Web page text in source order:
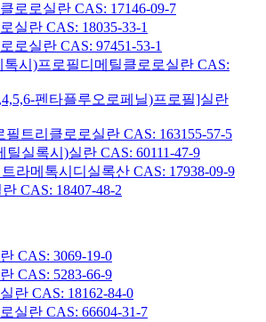
로로실란 CAS: 17146-09-7
실란 CAS: 18035-33-1
로실란 CAS: 97451-53-1
시)프로필디메틸클로로실란 CAS:
펜타플루오로페닐)프로필]실란
트리클로로실란 CAS: 163155-57-5
실록시)실란 CAS: 60111-47-9
라메톡시디실록산 CAS: 17938-09-9
CAS: 18407-48-2
CAS: 3069-19-0
CAS: 5283-66-9
란 CAS: 18162-84-0
실란 CAS: 66604-31-7